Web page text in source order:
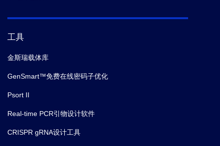
工具
金斯瑞载体库
GenSmart™免费在线密码子优化
Psort II
Real-time PCR引物设计软件
CRISPR gRNA设计工具